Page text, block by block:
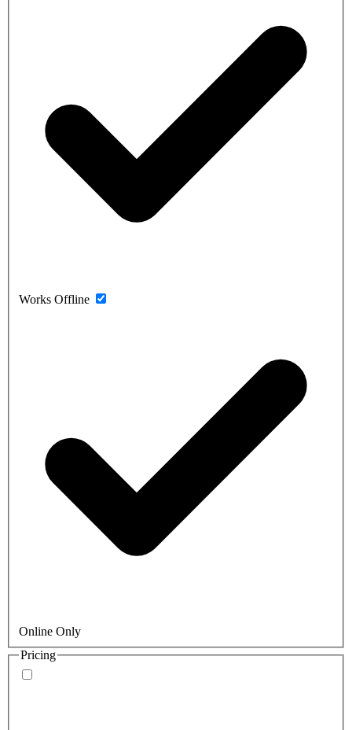
Works Offline
Online Only
Pricing